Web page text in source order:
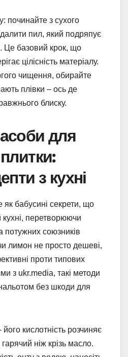
починайте з сухого
пил, який подряпує
Це базовий крок, що
цілісність матеріалу.
чищення, обирайте
плівки – ось де
блиску.
для
з кухні
бабусині секрети, що
перетворюючи
потужних союзників
лимон не просто дешеві,
проти типових
з ukr.media, такі методи
без шкоди для
його кислотність розчиняє
ніж крізь масло.